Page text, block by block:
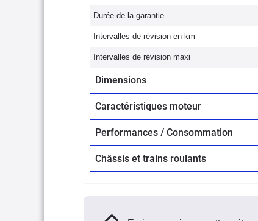
Durée de la garantie
Intervalles de révision en km
Intervalles de révision maxi
Dimensions
Caractéristiques moteur
Performances / Consommation
Châssis et trains roulants